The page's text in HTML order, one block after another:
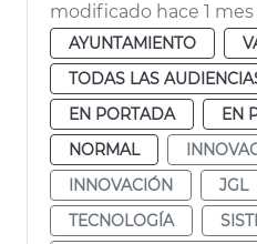
modificado hace 1 mes
AYUNTAMIENTO
TODAS LAS
EN PORTADA
EN
NORMAL
INNOVACIÓN
JGL
TECNOLOGÍA